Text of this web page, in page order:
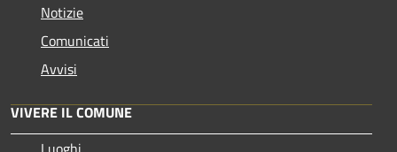
Notizie
Comunicati
Avvisi
VIVERE IL COMUNE